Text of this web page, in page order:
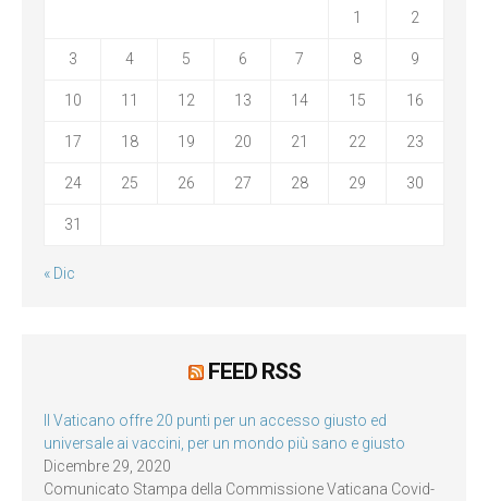
1 2
3 4 5 6 7 8 9
10 11 12 13 14 15 16
17 18 19 20 21 22 23
24 25 26 27 28 29 30
31
« Dic
FEED RSS
Il Vaticano offre 20 punti per un accesso giusto ed
universale ai vaccini, per un mondo più sano e giusto
Dicembre 29, 2020
Comunicato Stampa della Commissione Vaticana Covid-